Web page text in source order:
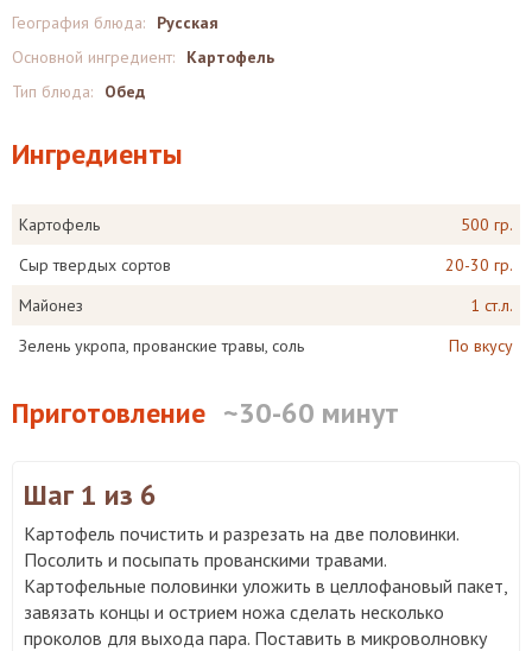
География блюда:
Русская
Основной ингредиент:
Картофель
Тип блюда:
Обед
Ингредиенты
Картофель
500 гр.
Сыр твердых сортов
20-30 гр.
Майонез
1 ст.л.
Зелень укропа, прованские травы, соль
По вкусу
Приготовление ~30-60 минут
Шаг 1 из 6
Картофель почистить и разрезать на две половинки.
Посолить и посыпать прованскими травами.
Картофельные половинки уложить в целлофановый пакет,
завязать концы и острием ножа сделать несколько
проколов для выхода пара. Поставить в микроволновку